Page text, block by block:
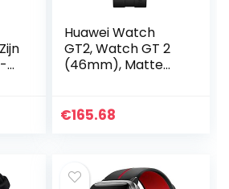
Huawei Watch
GT2, Watch GT 2
(46mm), Matte
€165.68